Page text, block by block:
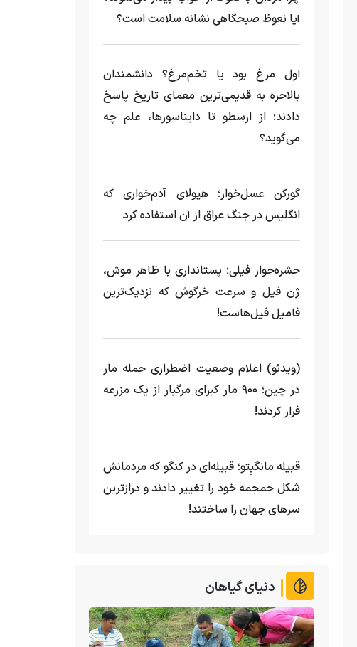
آیا نعوظ صبحگاهی نشانه سلامت است؟
اول مرغ بود یا تخم‌مرغ؟ دانشمندان
بالاخره به قدیمی‌ترین معمای تاریخ پاسخ
دادند؛ از ارسطو تا دایناسورها، علم چه
می‌گوید؟
گورکن عسل‌خوار؛ هیولای آدم‌خواری که
انگلیس در جنگ عراق از آن استفاده کرد
حشره‌خوار فیلی؛ پستانداری با ظاهر موش،
ژن فیل و سرعت خرگوش که نزدیک‌ترین
فامیل فیل‌هاست!
(ویدئو) اعلام وضعیت اضطراری حمله مار‌
در چین؛ ۹۰۰ مار کبرای مرگبار از یک مزرعه‌
فرار کردند!
قبیله مانگبِتو؛ قبیله‌ای در کنگو که مردمانش
شکل جمجمه خود را تغییر دادند و درازترین
سرهای جهان را ساختند!
دنیای گیاهان